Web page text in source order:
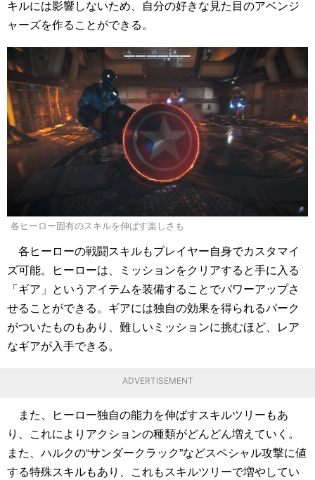
キルには影響しないため、自分の好きな見た目のアベンジ
ャーズを作ることができる。
各ヒーロー固有のスキルを伸ばす楽しさも
各ヒーローの戦闘スキルもプレイヤー自身でカスタマイ
ズ可能。ヒーローは、ミッションをクリアすると手に入る
「ギア」というアイテムを装備することでパワーアップさ
せることができる。ギアには独自の効果を得られるパーク
がついたものもあり、難しいミッションに挑むほど、レア
なギアが入手できる。
ADVERTISEMENT
また、ヒーロー独自の能力を伸ばすスキルツリーもあ
り、これによりアクションの種類がどんどん増えていく。
また、ハルクの“サンダークラック”などスペシャル攻撃に値
する特殊スキルもあり、これもスキルツリーで増やしてい